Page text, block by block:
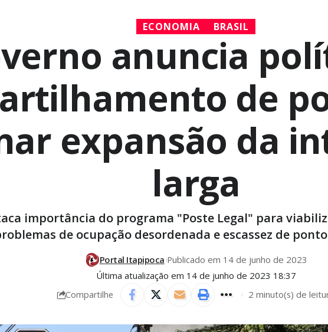
ECONOMIA BRASIL
anuncia
de
expansão da
larga
importância do programa "Poste Legal" para
de ocupação desordenada e escassez de
Última atualização em 14 de junho de 2023 18:37
Portal Itapipoca Publicado em 14 de junho de 2023
Compartilhe 2 minuto(s) de